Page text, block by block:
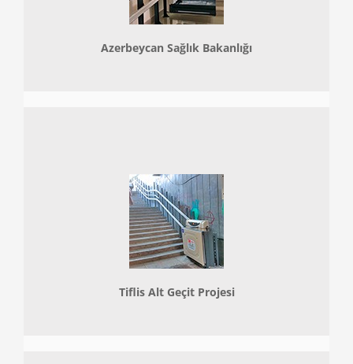
Azerbeycan Sağlık Bakanlığı
Tiflis Alt Geçit Projesi